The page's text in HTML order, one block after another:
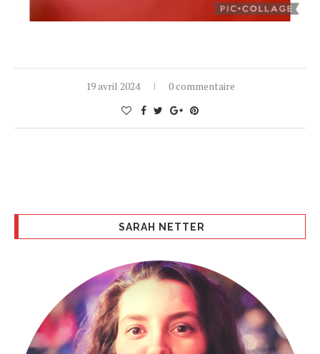
19 avril 2024 0 commentaire
SARAH NETTER